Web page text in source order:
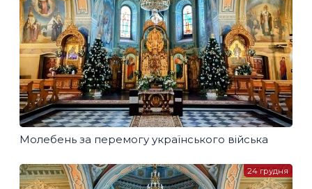
Молебень за перемогу українського війська
24 грудня